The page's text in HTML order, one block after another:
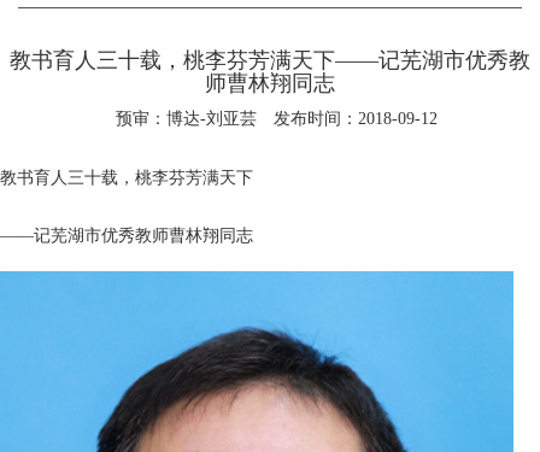
教书育人三十载，桃李芬芳满天下——记芜湖市优秀教
师曹林翔同志
预审：博达-刘亚芸 发布时间：2018-09-12
教书育人三十载，桃李芬芳满天下
——记芜湖市优秀教师曹林翔同志